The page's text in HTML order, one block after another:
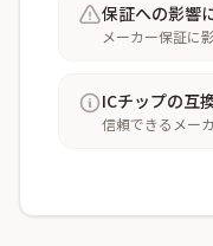
保証への影響
メーカー保証に
ICチップの互
信頼できるメー